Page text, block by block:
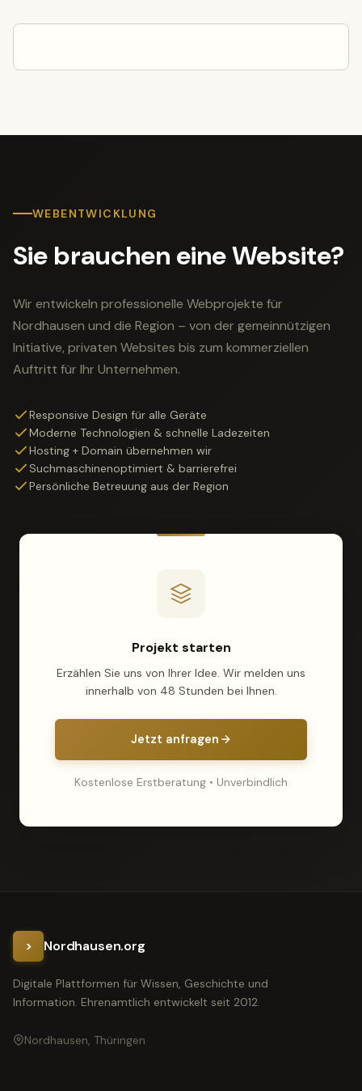
WEBENTWICKLUNG
Sie brauchen eine Website?
Wir entwickeln professionelle Webprojekte für
Nordhausen und die Region – von der gemeinnützigen
Initiative, privaten Websites bis zum kommerziellen
Auftritt für Ihr Unternehmen.
Responsive Design für alle Geräte
Moderne Technologien & schnelle Ladezeiten
Hosting + Domain übernehmen wir
Suchmaschinenoptimiert & barrierefrei
Persönliche Betreuung aus der Region
Projekt starten
Erzählen Sie uns von Ihrer Idee. Wir melden uns
innerhalb von 48 Stunden bei Ihnen.
Jetzt anfragen
Kostenlose Erstberatung • Unverbindlich
> Nordhausen.org
Digitale Plattformen für Wissen, Geschichte und
Information. Ehrenamtlich entwickelt seit 2012.
Nordhausen, Thüringen